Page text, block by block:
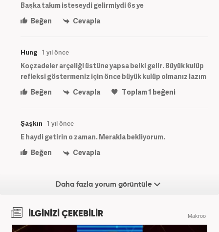
Başka takım isteseydi gelirmiydi 6s ye
Beğen
Cevapla
Hung 1 yıl önce
Koçzadeler arçeliği üstüne yapsa belki gelir. Büyük kulüp
refleksi göstermeniz için önce büyük kulüp olmanız lazım
Beğen
Cevapla Toplam1 beğeni
Şaşkın 1 yıl önce
E haydi getirin o zaman. Merakla bekliyorum.
Beğen
Cevapla
Daha fazla yorum görüntüle
İLGİNİZİ ÇEKEBİLİR Makroo